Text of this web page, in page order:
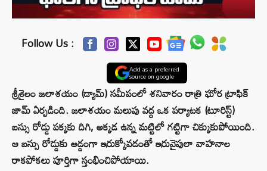
Follow Us :
Add as a preferred
source on google
శ్రీశైలం జలాశయం (డ్యామ్) సమీపంలో శనివారం రాత్రి ఘోర ట్రాఫిక్
జామ్ ఏర్పడింది. జలాశయం మలుపు వద్ద ఒక పర్యాటక (టూరిస్ట్)
బస్సు రోడ్డు పక్కకు దిగి, అక్కడ ఉన్న మట్టిలో గట్టిగా చిక్కుకుపోయింది.
ఆ బస్సు రోడ్డుకు అడ్డంగా ఇరుక్కోవడంతో ఇరువైపులా వాహనాల
రాకపోకలు పూర్తిగా స్తంభించిపోయాయి.